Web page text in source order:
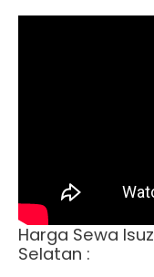
Harga Sewa
Selatan :